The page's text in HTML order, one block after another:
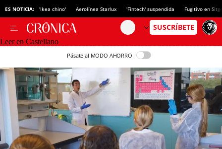
ES NOTICIA: 'Ikea chino' Aerolínea Starlux 'Fintech' suspendida Fugitivo en
Leer en Castellano
Pásate al MODO AHORRO